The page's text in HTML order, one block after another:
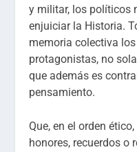
y militar, los políticos
enjuiciar la Historia.
memoria colectiva
protagonistas, no
que además es
pensamiento.
Que, en el orden
honores, recuerdos o